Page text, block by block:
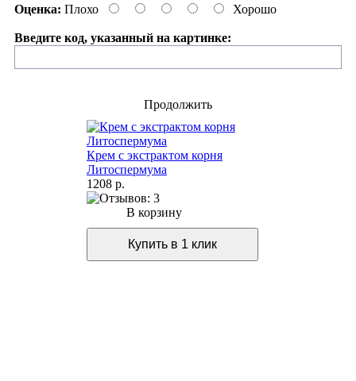
Оценка: Плохо Хорошо
Введите код, указанный на картинке:
Продолжить
Крем с экстрактом корня
Литоспермума
1208 р.
В корзину